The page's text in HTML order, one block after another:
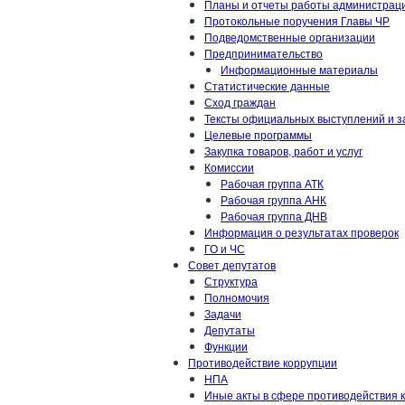
Планы и отчеты работы
Протокольные поручения Главы ЧР
Подведомственные организации
Предпринимательство
Информационные материалы
Статистические данные
Сход граждан
Тексты официальных выступлений и
Целевые программы
Закупка товаров, работ и услуг
Комиссии
Рабочая группа АТК
Рабочая группа АНК
Рабочая группа ДНВ
Информация о результатах проверок
ГО и ЧС
Совет депутатов
Структура
Полномочия
Задачи
Депутаты
Функции
Противодействие коррупции
НПА
Иные акты в сфере противодействия